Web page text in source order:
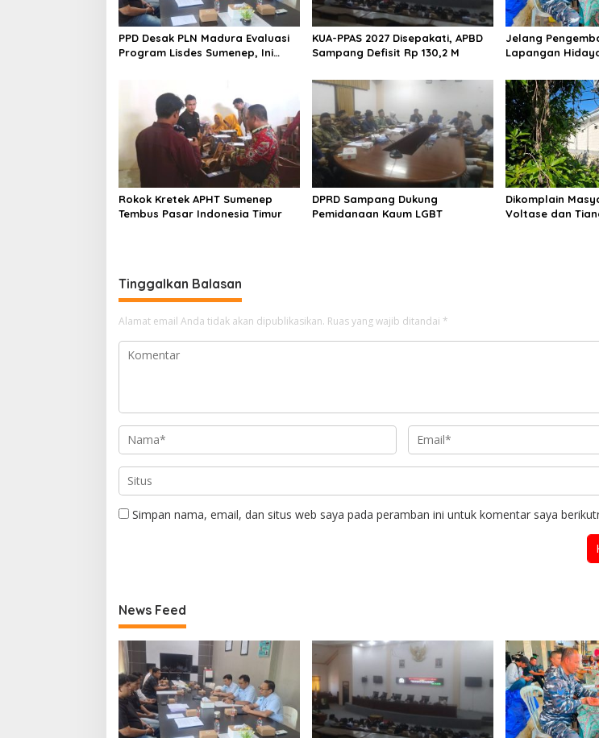
PPD Desak PLN Madura Evaluasi
Program Lisdes Sumenep, Ini
KUA-PPAS 2027 Disepakati, APBD
Sampang Defisit Rp 130,2 M
Jelang
Lapangan
Sinergi dengan
Sampang
Rokok Kretek APHT Sumenep
Tembus Pasar Indonesia Timur
DPRD Sampang Dukung
Pemidanaan Kaum LGBT
Dikomplain
Voltase dan
Tinggalkan Balasan
Alamat email Anda tidak akan dipublikasikan. Ruas yang wajib ditandai *
Simpan nama, email, dan situs web saya pada peramban ini untuk komentar saya
News Feed